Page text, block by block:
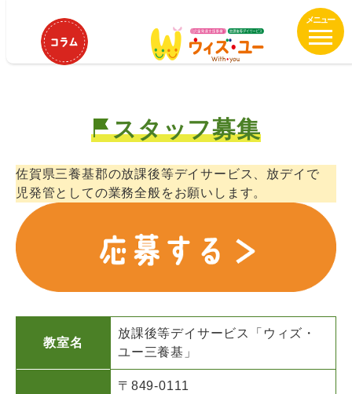
へ
移
動
ウィズ・ユー三養基 児童発達支援
管理責任者募集！
スタッフ募集
佐賀県三養基郡の放課後等デイサービス、放デイで
児発管としての業務全般をお願いします。
教室名
放課後等デイサービス「ウィズ・
ユー三養基」
〒849-0111